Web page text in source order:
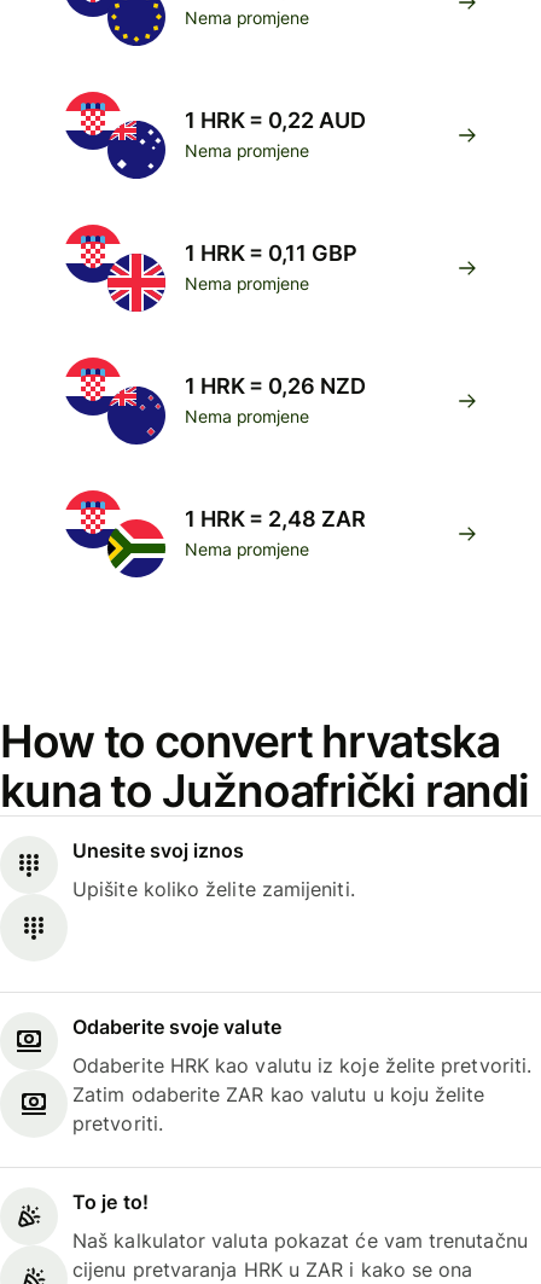
Nema promjene
1 HRK = 0,22 AUD
Nema promjene
1 HRK = 0,11 GBP
Nema promjene
1 HRK = 0,26 NZD
Nema promjene
1 HRK = 2,48 ZAR
Nema promjene
How to convert hrvatska
kuna to Južnoafrički randi
Unesite svoj iznos
Upišite koliko želite zamijeniti.
Odaberite svoje valute
Odaberite HRK kao valutu iz koje želite pretvoriti.
Zatim odaberite ZAR kao valutu u koju želite
pretvoriti.
To je to!
Naš kalkulator valuta pokazat će vam trenutačnu
cijenu pretvaranja HRK u ZAR i kako se ona